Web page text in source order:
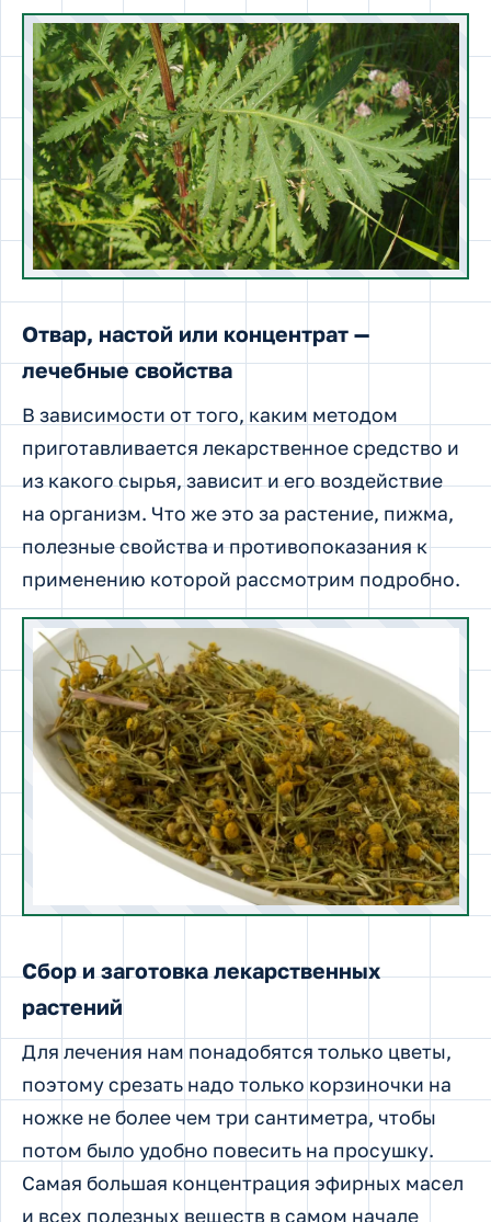
Отвар, настой или концентрат —
лечебные свойства
В зависимости от того, каким методом
приготавливается лекарственное средство и
из какого сырья, зависит и его воздействие
на организм. Что же это за растение, пижма,
полезные свойства и противопоказания к
применению которой рассмотрим подробно.
Сбор и заготовка лекарственных
растений
Для лечения нам понадобятся только цветы,
поэтому срезать надо только корзиночки на
ножке не более чем три сантиметра, чтобы
потом было удобно повесить на просушку.
Самая большая концентрация эфирных масел
и всех полезных веществ в самом начале